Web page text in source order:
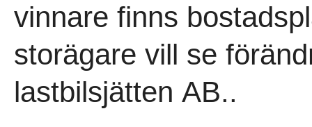
vinnare finns
storägare vill se
lastbilsjätten AB..